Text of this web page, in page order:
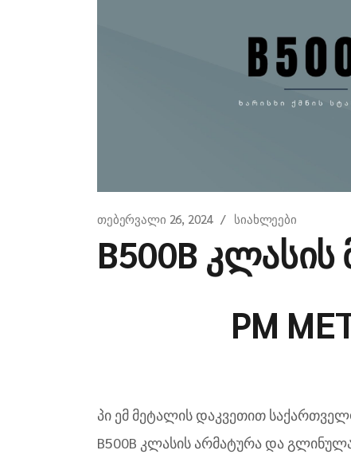
თებერვალი 26, 2024 სიახლეები
B500B
PM
პი ემ მეტალის დაკვეთით
B500B კლასის არმატურა და